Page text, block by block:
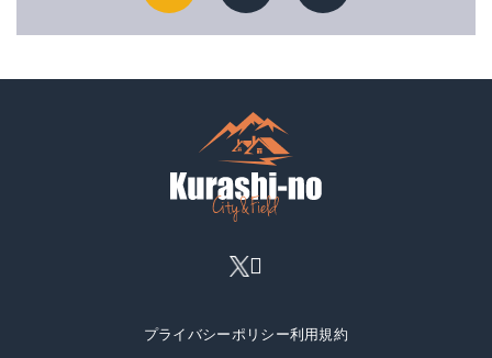
プライバシーポリシー利用規約